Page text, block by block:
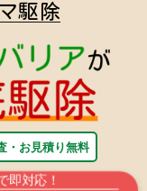
駆除
・お見積り無料
即対応！